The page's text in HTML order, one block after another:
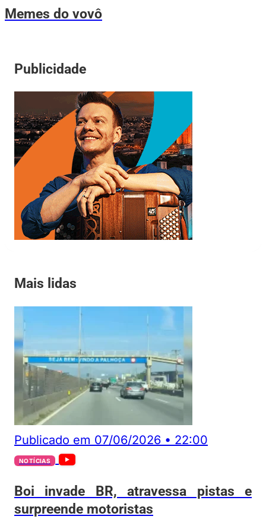
Memes do vovô
Publicidade
Mais lidas
Publicado em 07/06/2026 • 22:00
NOTÍCIAS
Boi invade BR, atravessa pistas e
surpreende motoristas